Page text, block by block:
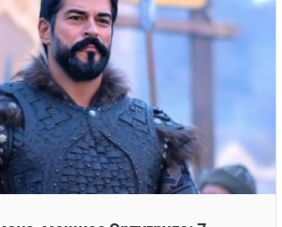
сериалы в категории
13 лет
самых лучших турецких
Total за последние 13 сезонов